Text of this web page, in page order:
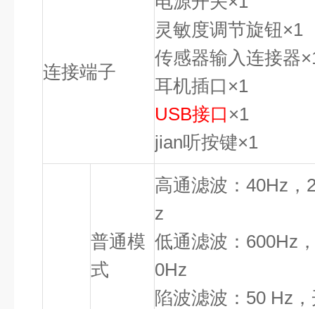
连接端子
灵敏度调节旋钮×1
传感器输入连接器
耳机插口×1
USB接口 ×1
jian听按键×1
普通模
式
高通滤波：40Hz，
z
低通滤波：600Hz
0Hz
陷波滤波：50 Hz